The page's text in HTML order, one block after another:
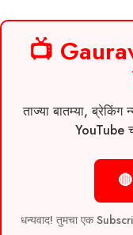
📺
ताज्या बातम्या,
YouTube
धन्यवाद! तुमचा एक